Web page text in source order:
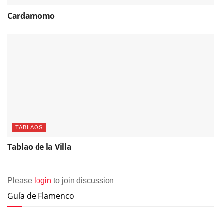
Cardamomo
TABLAOS
Tablao de la Villa
Please login to join discussion
Guía de Flamenco